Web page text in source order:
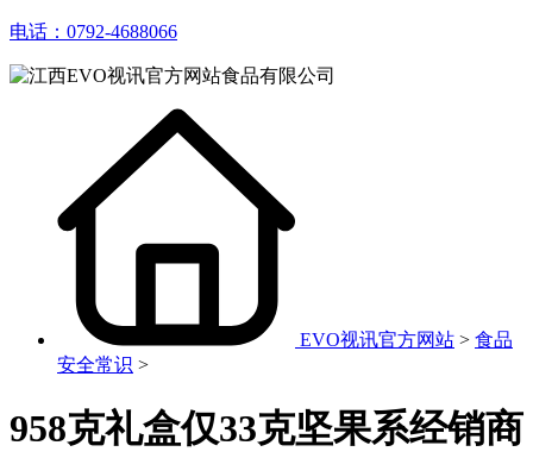
电话：0792-4688066
EVO视讯官方网站 > 食品
安全常识 >
958克礼盒仅33克坚果系经销商